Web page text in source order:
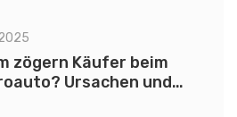
zögern Käufer beim
Ursachen und